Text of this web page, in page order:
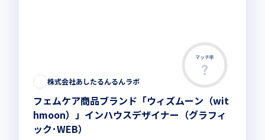
マッチ率
株式会社あしたるんるんラボ
フェムケア商品ブランド「ウィズムーン（wit
hmoon）」インハウスデザイナー（グラフィ
ック･WEB）